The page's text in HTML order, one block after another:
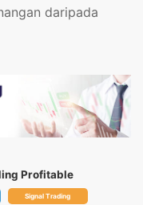
daripada
Profitable
Signal Trading